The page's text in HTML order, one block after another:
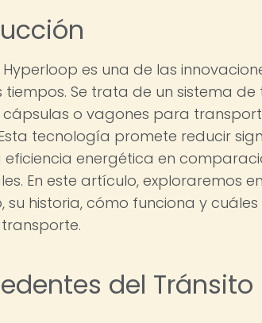
Hyperloop es una de las
tiempos. Se trata de un sistema
cápsulas o vagones para
tecnología promete reducir
eficiencia energética en
En este artículo, exploraremos
su historia, cómo funciona y
del Tránsito